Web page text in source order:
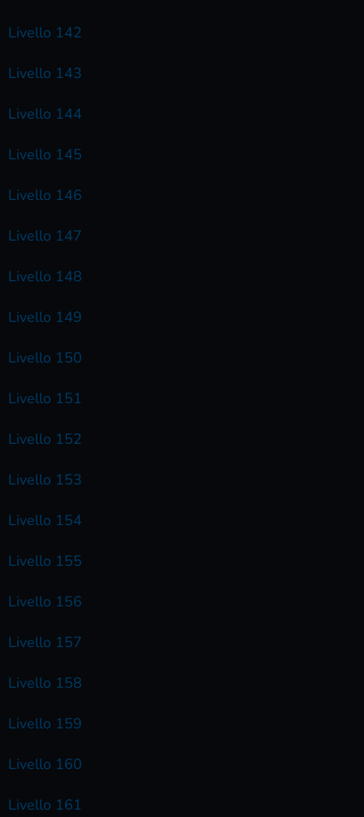
Livello 142
Livello 143
Livello 144
Livello 145
Livello 146
Livello 147
Livello 148
Livello 149
Livello 150
Livello 151
Livello 152
Livello 153
Livello 154
Livello 155
Livello 156
Livello 157
Livello 158
Livello 159
Livello 160
Livello 161